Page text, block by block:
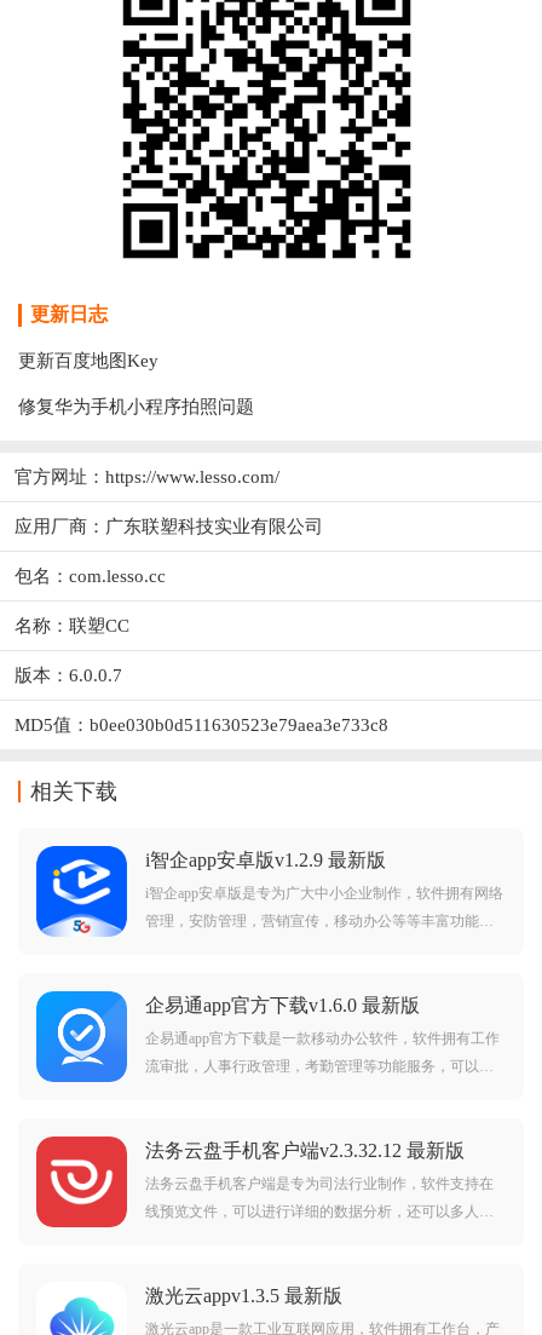
更新日志
更新百度地图Key
修复华为手机小程序拍照问题
官方网址： https://www.lesso.com/
应用厂商： 广东联塑科技实业有限公司
包名：com.lesso.cc
名称：联塑CC
版本：6.0.0.7
MD5值：b0ee030b0d511630523e79aea3e733c8
相关下载
i智企app安卓版v1.2.9 最新版
i智企app安卓版是专为广大中小企业制作，软件拥有网络
管理，安防管理，营销宣传，移动办公等等丰富功能，
企易通app官方下载v1.6.0 最新版
企易通app官方下载是一款移动办公软件，软件拥有工作
流审批，人事行政管理，考勤管理等功能服务，可以帮
法务云盘手机客户端v2.3.32.12 最新版
法务云盘手机客户端是专为司法行业制作，软件支持在
线预览文件，可以进行详细的数据分析，还可以多人共
激光云appv1.3.5 最新版
激光云app是一款工业互联网应用，软件拥有工作台，产